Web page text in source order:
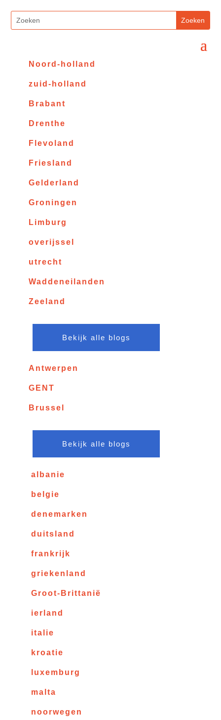
Noord-holland
zuid-holland
Brabant
Drenthe
Flevoland
Friesland
Gelderland
Groningen
Limburg
overijssel
utrecht
Waddeneilanden
Zeeland
Bekijk alle blogs
Antwerpen
GENT
Brussel
Bekijk alle blogs
albanie
belgie
denemarken
duitsland
frankrijk
griekenland
Groot-Brittanië
ierland
italie
kroatie
luxemburg
malta
noorwegen